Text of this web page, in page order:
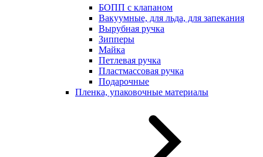
БОПП с клапаном
Вакуумные, для льда, для запекания
Вырубная ручка
Зипперы
Майка
Петлевая ручка
Пластмассовая ручка
Подарочные
Пленка, упаковочные материалы